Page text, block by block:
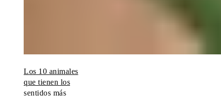
Los 10 animales
que tienen los
sentidos más